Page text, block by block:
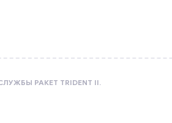
РАКЕТ TRIDENT II.